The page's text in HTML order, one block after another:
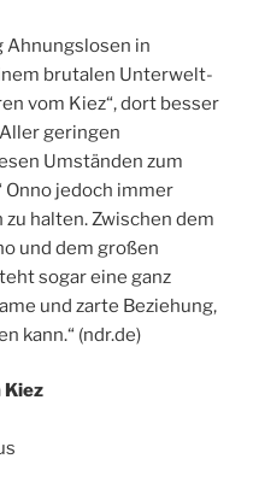
in
brutalen Unterwelt-
vom Kiez“, dort besser
geringen
Umständen zum
Onno jedoch immer
zu halten. Zwischen dem
und dem großen
sogar eine ganz
und zarte Beziehung,
kann.“ (ndr.de)
Kiez